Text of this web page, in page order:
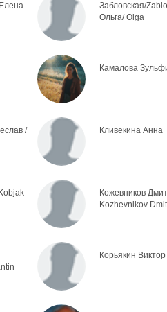
Забловская/
Ольга/ Olga
Камалова
/
Кливекина Анна
Кожевников
Kozhevnikov
Корьякин Виктор